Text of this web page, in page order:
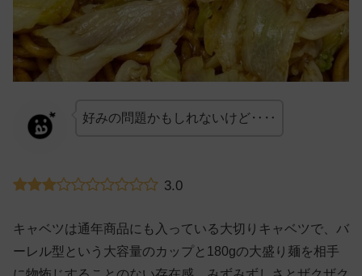
好みの問題かもしれないけど‥‥
3.0
キャベツは通年商品にも入っている大切りキャベツで、バ
ーレル型という大容量のカップと180gの大盛り麺を相手